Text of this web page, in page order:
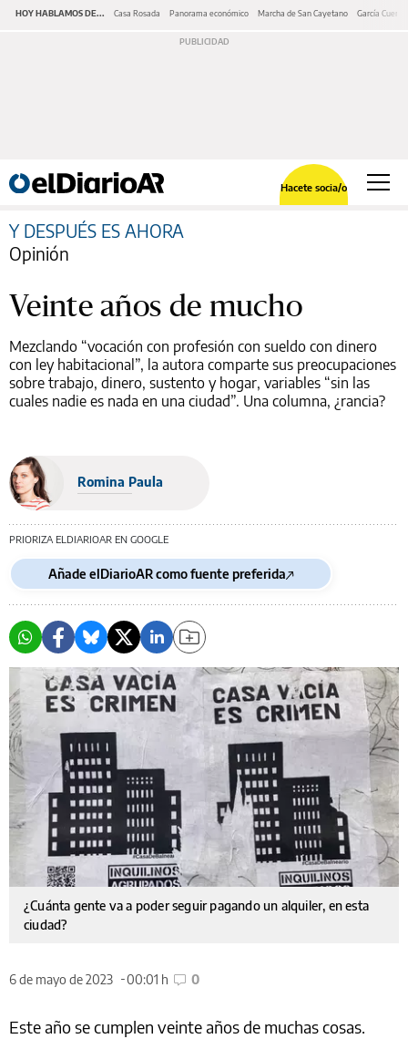
HOY HABLAMOS DE... Casa Rosada Panorama económico Marcha de San Cayetano García Cuerva
Hacete socia/o
Y DESPUÉS ES AHORA
Opinión
Veinte años de mucho
Mezclando “vocación con profesión con sueldo con dinero
con ley habitacional”, la autora comparte sus preocupaciones
sobre trabajo, dinero, sustento y hogar, variables “sin las
cuales nadie es nada en una ciudad”. Una columna, ¿rancia?
Romina Paula
PRIORIZA ELDIARIOAR EN GOOGLE
Añade elDiarioAR como fuente preferida
¿Cuánta gente va a poder seguir pagando un alquiler, en esta
ciudad?
6 de mayo de 2023 00:01 h 0
Este año se cumplen veinte años de muchas cosas.